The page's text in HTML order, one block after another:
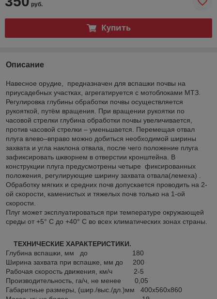
руб.
Купить
Описание
Навесное орудие, предназначен для вспашки почвы на
приусадебных участках, агрегатируется с мотоблоками МТЗ.
Регулировка глубины обработки почвы осуществляется
рукояткой, путём вращения. При вращении рукоятки по
часовой стрелки глубина обработки почвы увеличивается,
против часовой стрелки – уменьшается. Перемещая отвал
плуга влево–вправо можно добиться необходимой ширины
захвата и угла наклона отвала, после чего положение плуга
зафиксировать шкворнем в отверстии кронштейна. В
конструкции плуга предусмотрены четыре фиксированных
положения, регулирующие ширину захвата отвала(лемеха) .
Обработку мягких и средних почв допускается проводить на 2-
ой скорости, каменистых и тяжелых почв только на 1-ой
скорости.
Плуг может эксплуатироваться при температуре окружающей
среды от +5° С до +40° С во всех климатических зонах страны.
ТЕХНИЧЕСКИЕ ХАРАКТЕРИСТИКИ.
Глубина вспашки, мм до 180
Ширина захвата при вспашке, мм до 200
Рабочая скорость движения, км/ч 2-5
Производительность, га/ч, не менее 0,05
Габаритные размеры, (шир./выс./дл.)мм 400х560х860